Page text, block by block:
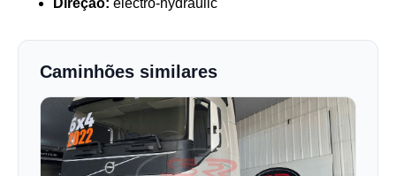
Direção: electro-hydraulic
Caminhões similares